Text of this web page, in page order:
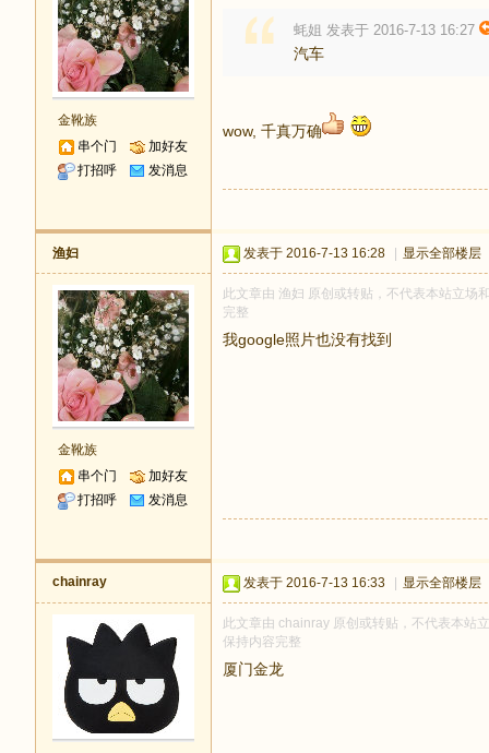
金靴族
串个门
加好友
打招呼
发消息
蚝姐 发表于 2016-7-13 16:27
汽车
wow, 千真万确
渔妇
金靴族
串个门
加好友
打招呼
发消息
发表于 2016-7-13 16:28 显示全部楼层
此文章由 渔妇 原创或转贴，不代表本站立场
完整
我google照片也没有找到
chainray 发表于 2016-7-13 16:33 显示全部楼层
此文章由 chainray 原创或转贴，不代表本站
保持内容完整
厦门金龙